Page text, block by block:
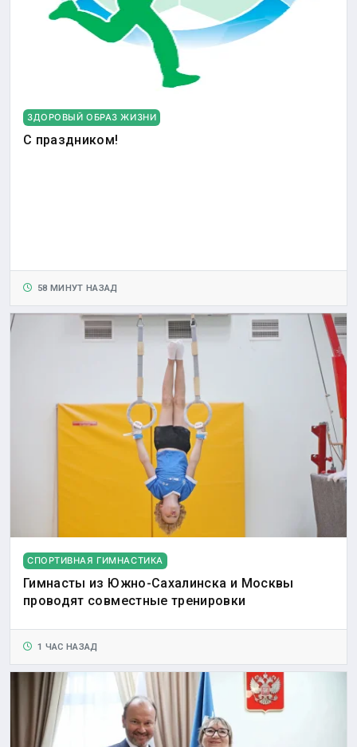
ЗДОРОВЫЙ ОБРАЗ ЖИЗНИ
С праздником!
58 МИНУТ НАЗАД
СПОРТИВНАЯ ГИМНАСТИКА
Гимнасты из Южно-Сахалинска и Москвы
проводят совместные тренировки
1 ЧАС НАЗАД